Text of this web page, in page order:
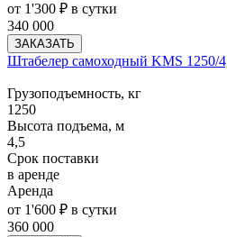
от 1'300 ₽ в сутки
340 000
ЗАКАЗАТЬ
Штабелер самоходный KMS 1250/
Грузоподъемность, кг
1250
Высота подъема, м
4,5
Срок поставки
в аренде
Аренда
от 1'600 ₽ в сутки
360 000